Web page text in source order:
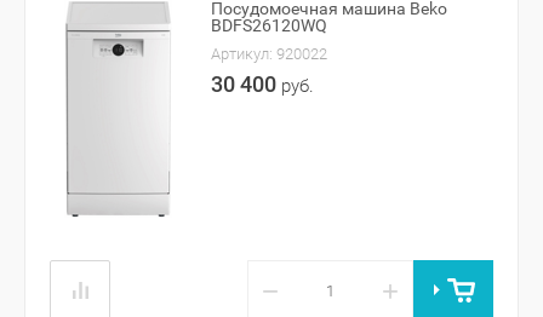
Посудомоечная машина Beko
BDFS26120WQ
Артикул: 920022
30 400 руб.
− +